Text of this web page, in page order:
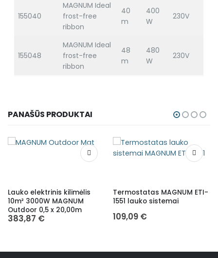
155040
MAGNUM Ideal
frost-free
ribbon
40
m
400
W
230V
155048
MAGNUM Ideal
frost-free
ribbon
48
m
480
W
230V
PANAŠŪS PRODUKTAI
Lauko elektrinis kilimėlis
10m² 3000W MAGNUM
Outdoor 0,5 x 20,00m
383,87 €
Termostatas MAGNUM ETI-
1551 lauko sistemai
109,09 €